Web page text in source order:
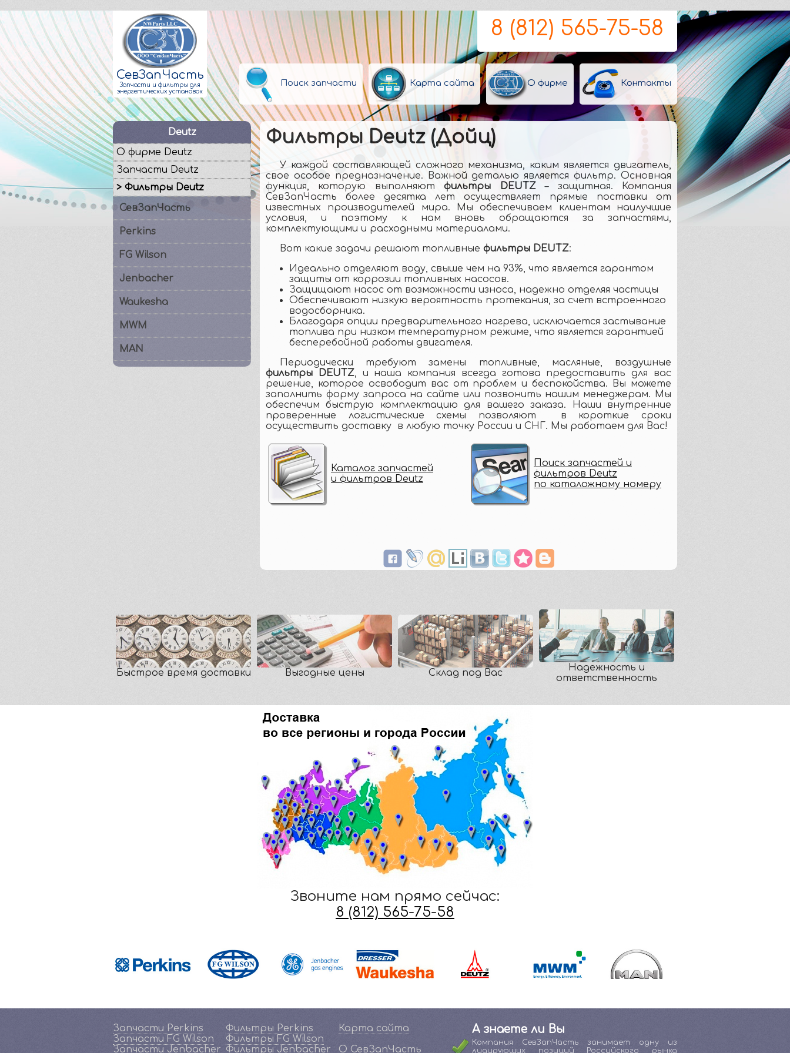
СевЗапЧасть
Запчасти и фильтры для
энергетических установок
8 (812) 565-75-58
Поиск запчасти Карта сайта О фирме Контакты
Deutz
О фирме Deutz
Запчасти Deutz
> Фильтры Deutz
СевЗапЧасть
Perkins
FG Wilson
Jenbacher
Waukesha
MWM
MAN
Фильтры Deutz (Дойц)
У каждой составляющей сложного механизма, каким является двигатель,
свое особое предназначение. Важной деталью является фильтр. Основная
функция, которую выполняютфильтры DEUTZ– защитная. Компания
СевЗапЧасть более десятка лет осуществляет прямые поставки от
известных производителей мира. Мы обеспечиваем клиентам наилучшие
условия, и поэтому к нам вновь обращаются за запчастями,
комплектующими и расходными материалами.
Вот какие задачи решают топливные фильтры DEUTZ:
Идеально отделяют воду, свыше чем на 93%, что является гарантом
защиты от коррозии топливных насосов.
Защищают насос от возможности износа, надежно отделяя частицы
Обеспечивают низкую вероятность протекания, за счет встроенного
водосборника.
Благодаря опции предварительного нагрева, исключается застывание
топлива при низком температурном режиме, что является гарантией
бесперебойной работы двигателя.
Периодически требуют замены топливные, масляные, воздушные
фильтры DEUTZ, и наша компания всегда готова предоставить для вас
решение, которое освободит вас от проблем и беспокойства. Вы можете
заполнить форму запроса на сайте или позвонить нашим менеджерам. Мы
обеспечим быструю комплектацию для вашего заказа. Наши внутренние
проверенные логистические схемы позволяют в короткие сроки
осуществить доставку в любую точку России и СНГ. Мы работаем для Вас!
Каталог запчастей
и фильтров Deutz
Поиск запчастей и
фильтров Deutz
по каталожному номеру
Быстрое время доставки Выгодные цены Склад под Вас
Надежность и
ответственность
Звоните нам прямо сейчас:
8 (812) 565-75-58
Запчасти Perkins
Запчасти FG Wilson
Запчасти Jenbacher
Фильтры Perkins
Фильтры FG Wilson
Фильтры Jenbacher
Карта сайта
О СевЗапЧасть
А знаете ли Вы
Компания СевЗапЧасть занимает одну из
лидирующих позиций Российского рынка